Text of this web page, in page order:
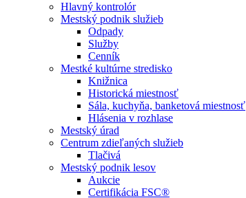
Hlavný kontrolór
Mestský podnik služieb
Odpady
Služby
Cenník
Mestké kultúrne stredisko
Knižnica
Historická miestnosť
Sála, kuchyňa, banketová miestnosť
Hlásenia v rozhlase
Mestský úrad
Centrum zdieľaných služieb
Tlačivá
Mestský podnik lesov
Aukcie
Certifikácia FSC®